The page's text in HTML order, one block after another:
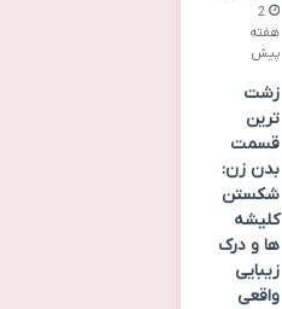
2
هفته
پیش
زشت
ترین
قسمت
بدن زن:
شکستن
کلیشه
ها و درک
زیبایی
واقعی